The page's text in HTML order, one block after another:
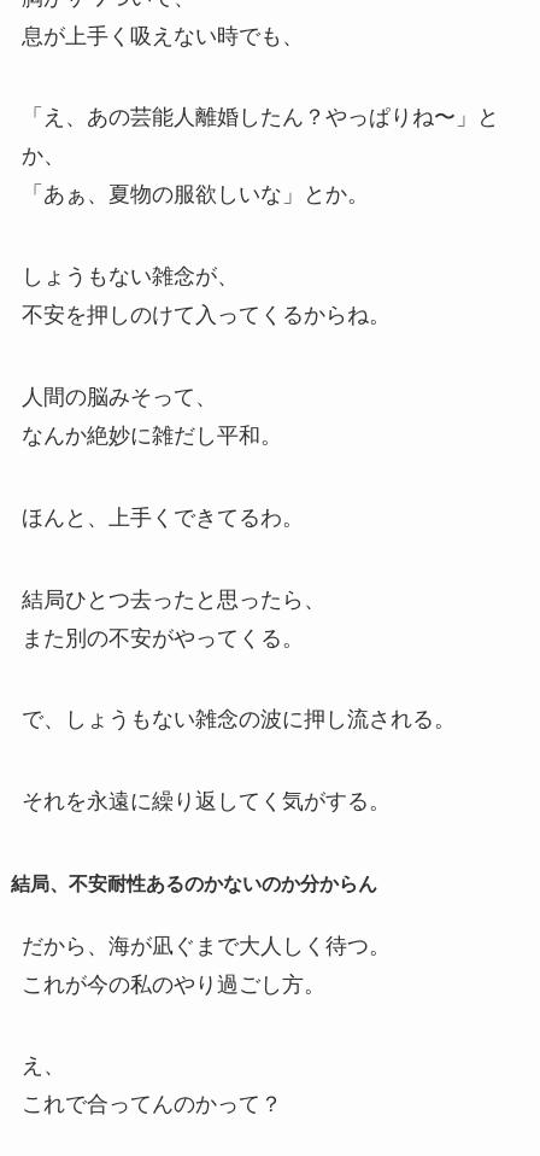
息が上手く吸えない時でも、
「え、あの芸能人離婚したん？やっぱりね〜」と
か、
「あぁ、夏物の服欲しいな」とか。
しょうもない雑念が、
不安を押しのけて入ってくるからね。
人間の脳みそって、
なんか絶妙に雑だし平和。
ほんと、上手くできてるわ。
結局ひとつ去ったと思ったら、
また別の不安がやってくる。
で、しょうもない雑念の波に押し流される。
それを永遠に繰り返してく気がする。
結局、不安耐性あるのかないのか分からん
だから、海が凪ぐまで大人しく待つ。
これが今の私のやり過ごし方。
え、
これで合ってんのかって？